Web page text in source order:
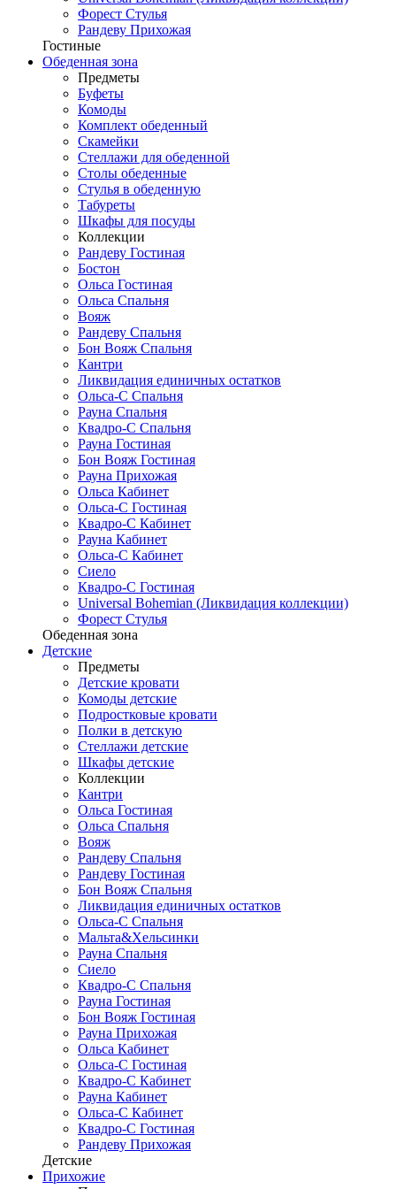
Форест Стулья
Рандеву Прихожая
Гостиные
Обеденная зона
Предметы
Буфеты
Комоды
Комплект обеденный
Скамейки
Стеллажи для обеденной
Столы обеденные
Стулья в обеденную
Табуреты
Шкафы для посуды
Коллекции
Рандеву Гостиная
Бостон
Ольса Гостиная
Ольса Спальня
Вояж
Рандеву Спальня
Бон Вояж Спальня
Кантри
Ликвидация единичных остатков
Ольса-С Спальня
Рауна Спальня
Квадро-С Спальня
Рауна Гостиная
Бон Вояж Гостиная
Рауна Прихожая
Ольса Кабинет
Ольса-С Гостиная
Квадро-С Кабинет
Рауна Кабинет
Ольса-С Кабинет
Сиело
Квадро-С Гостиная
Universal Bohemian (Ликвидация коллекции)
Форест Стулья
Обеденная зона
Детские
Предметы
Детские кровати
Комоды детские
Подростковые кровати
Полки в детскую
Стеллажи детские
Шкафы детские
Коллекции
Кантри
Ольса Гостиная
Ольса Спальня
Вояж
Рандеву Спальня
Рандеву Гостиная
Бон Вояж Спальня
Ликвидация единичных остатков
Ольса-С Спальня
Мальта&Хельсинки
Рауна Спальня
Сиело
Квадро-С Спальня
Рауна Гостиная
Бон Вояж Гостиная
Рауна Прихожая
Ольса Кабинет
Ольса-С Гостиная
Квадро-С Кабинет
Рауна Кабинет
Ольса-С Кабинет
Квадро-С Гостиная
Рандеву Прихожая
Детские
Прихожие